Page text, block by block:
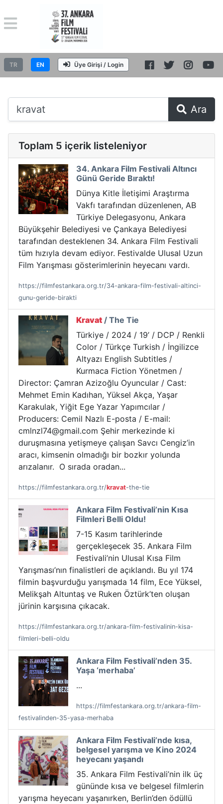
TR EN Üye Girişi / Login
Ara
Toplam 5 içerik listeleniyor
34. Ankara Film Festivali Altıncı
Günü Geride Bıraktı!
Dünya Kitle İletişimi Araştırma
Vakfı tarafından düzenlenen, AB
Türkiye Delegasyonu, Ankara
Büyükşehir Belediyesi ve Çankaya Belediyesi
tarafından desteklenen 34. Ankara Film Festivali
tüm hızıyla devam ediyor. Festivalde Ulusal Uzun
Film Yarışması gösterimlerinin heyecanı vardı.
https://filmfestankara.org.tr/34-ankara-film-festivali-altinci-
gunu-geride-birakti
Kravat / The Tie
Türkiye / 2024 / 19’ / DCP / Renkli
Color / Türkçe Turkish / İngilizce
Altyazı English Subtitles /
Kurmaca Fiction Yönetmen /
Director: Çamran Azizoğlu Oyuncular / Cast:
Mehmet Emin Kadıhan, Yüksel Akça, Yaşar
Karakulak, Yiğit Ege Yazar Yapımcılar /
Producers: Cemil Nazlı E-posta / E-mail:
cmlnzl74@gmail.com Şehir merkezinde ki
duruşmasına yetişmeye çalışan Savcı Cengiz’in
aracı, kimsenin olmadığı bir bozkır yolunda
arızalanır. O sırada oradan...
https://filmfestankara.org.tr/kravat-the-tie
Ankara Film Festivali’nin Kısa
Filmleri Belli Oldu!
7-15 Kasım tarihlerinde
gerçekleşecek 35. Ankara Film
Festivali’nin Ulusal Kısa Film
Yarışması’nın finalistleri de açıklandı. Bu yıl 174
filmin başvurduğu yarışmada 14 film, Ece Yüksel,
Melikşah Altuntaş ve Ruken Öztürk’ten oluşan
jürinin karşısına çıkacak.
https://filmfestankara.org.tr/ankara-film-festivalinin-kisa-
filmleri-belli-oldu
Ankara Film Festivali’nden 35.
Yaşa ‘merhaba’
...
https://filmfestankara.org.tr/ankara-film-
festivalinden-35-yasa-merhaba
Ankara Film Festivali’nde kısa,
belgesel yarışma ve Kino 2024
heyecanı yaşandı
35. Ankara Film Festivali’nin ilk üç
gününde kısa ve belgesel filmlerin
yarışma heyecanı yaşanırken, Berlin’den ödüllü